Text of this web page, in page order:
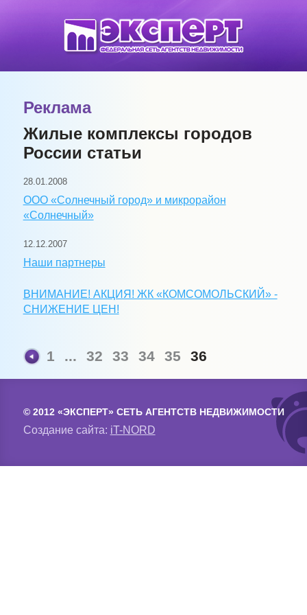
Реклама
Жилые комплексы городов
России статьи
28.01.2008
ООО «Солнечный город» и микрорайон
«Солнечный»
12.12.2007
Наши партнеры
ВНИМАНИЕ! АКЦИЯ! ЖК «КОМСОМОЛЬСКИЙ» -
СНИЖЕНИЕ ЦЕН!
1 ... 32 33 34 35 36
© 2012 «ЭКСПЕРТ» СЕТЬ АГЕНТСТВ НЕДВИЖИМОСТИ
Создание сайта: iT-NORD